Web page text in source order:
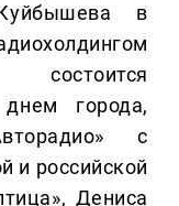
в
состоится
города,
с
и российской
Дениса